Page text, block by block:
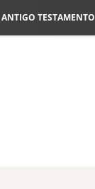
ANTIGO TESTAMENTO